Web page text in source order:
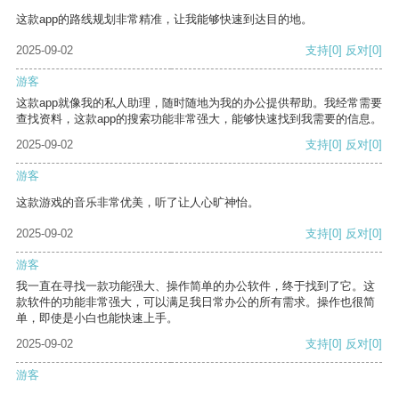
这款app的路线规划非常精准，让我能够快速到达目的地。
2025-09-02 支持[0] 反对[0]
游客
这款app就像我的私人助理，随时随地为我的办公提供帮助。我经常需要
查找资料，这款app的搜索功能非常强大，能够快速找到我需要的信息。
2025-09-02
支持[0] 反对[0]
游客
这款游戏的音乐非常优美，听了让人心旷神怡。
2025-09-02 支持[0] 反对[0]
游客
我一直在寻找一款功能强大、操作简单的办公软件，终于找到了它。这
款软件的功能非常强大，可以满足我日常办公的所有需求。操作也很简
单，即使是小白也能快速上手。
2025-09-02
支持[0] 反对[0]
游客